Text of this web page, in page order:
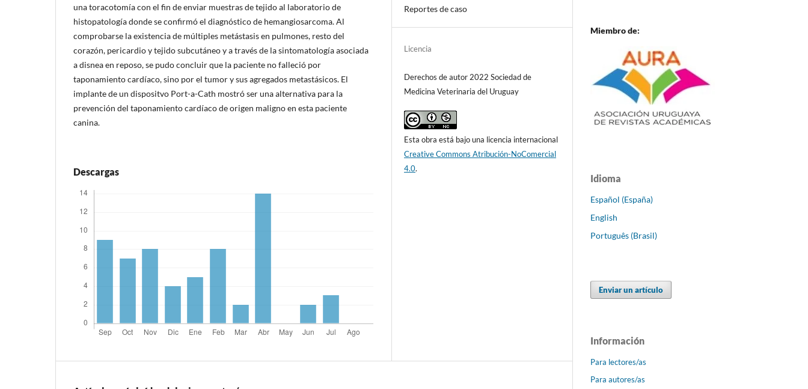
una toracotomía con el fin de enviar muestras de tejido al laboratorio de
histopatología donde se confirmó el diagnóstico de hemangiosarcoma. Al
comprobarse la existencia de múltiples metástasis en pulmones, resto del
corazón, pericardio y tejido subcutáneo y a través de la sintomatología asociada
a disnea en reposo, se pudo concluir que la paciente no falleció por
taponamiento cardíaco, sino por el tumor y sus agregados metastásicos. El
implante de un dispositvo Port-a-Cath mostró ser una alternativa para la
prevención del taponamiento cardíaco de origen maligno en esta paciente
canina.
Descargas
Reportes de caso
Licencia
Derechos de autor 2022 Sociedad de
Medicina Veterinaria del Uruguay
Esta obra está bajo una licencia internacional
Creative Commons Atribución-NoComercial
4.0.
Miembro de:
Idioma
Español (España)
English
Português (Brasil)
Enviar un artículo
Información
Para lectores/as
Para autores/as